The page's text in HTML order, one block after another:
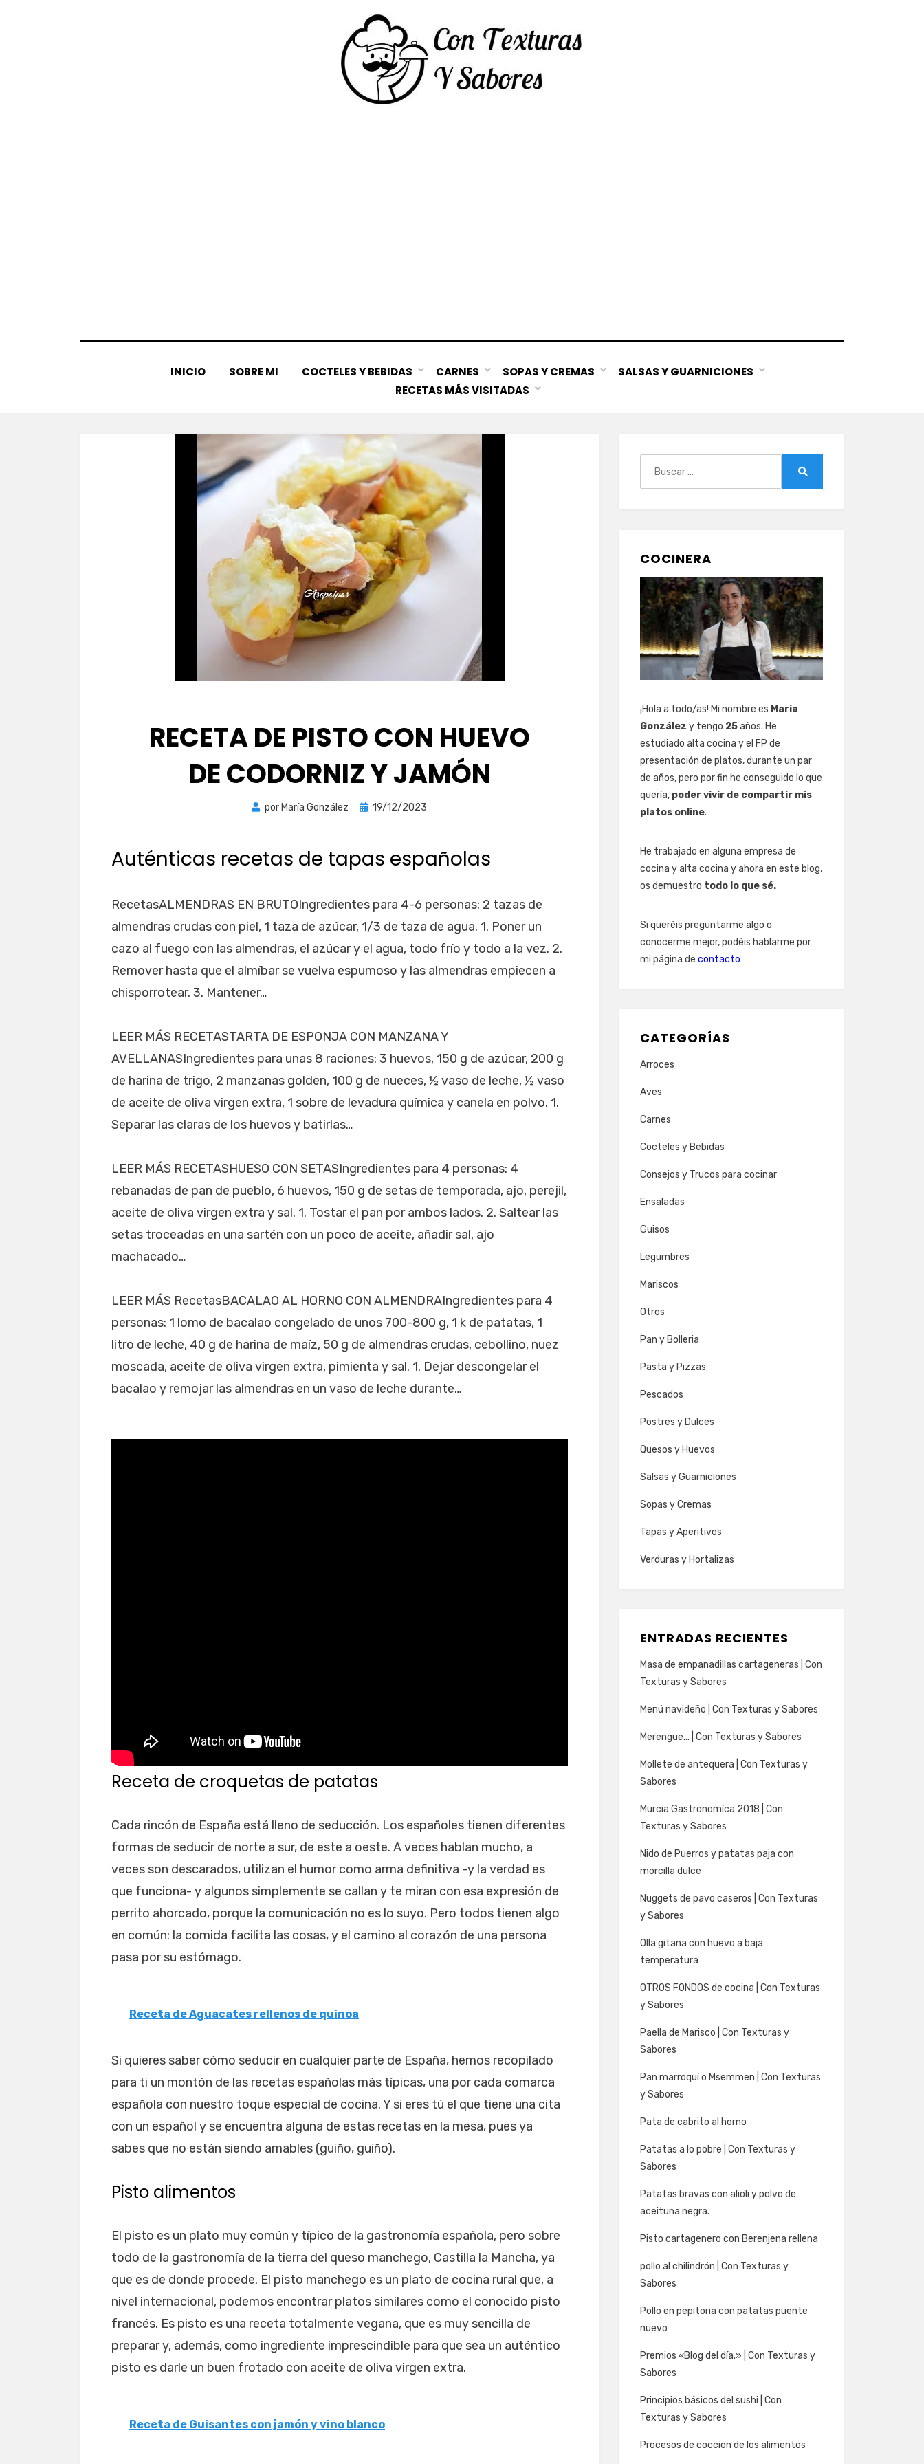
INICIO SOBRE MI COCTELES Y BEBIDAS CARNES SOPAS Y CREMAS
SALSAS Y GUARNICIONES
RECETAS MÁS VISITADAS
RECETA DE PISTO CON HUEVO
DE CODORNIZ Y JAMÓN
por María González
Publicada
19/12/2023
Auténticas recetas de tapas españolas
RecetasALMENDRAS EN BRUTOIngredientes para 4-6 personas: 2 tazas de
almendras crudas con piel, 1 taza de azúcar, 1/3 de taza de agua. 1. Poner un
cazo al fuego con las almendras, el azúcar y el agua, todo frío y todo a la vez. 2.
Remover hasta que el almíbar se vuelva espumoso y las almendras empiecen a
chisporrotear. 3. Mantener…
LEER MÁS RECETASTARTA DE ESPONJA CON MANZANA Y
AVELLANASIngredientes para unas 8 raciones: 3 huevos, 150 g de azúcar, 200 g
de harina de trigo, 2 manzanas golden, 100 g de nueces, ½ vaso de leche, ½ vaso
de aceite de oliva virgen extra, 1 sobre de levadura química y canela en polvo. 1.
Separar las claras de los huevos y batirlas…
LEER MÁS RECETASHUESO CON SETASIngredientes para 4 personas: 4
rebanadas de pan de pueblo, 6 huevos, 150 g de setas de temporada, ajo, perejil,
aceite de oliva virgen extra y sal. 1. Tostar el pan por ambos lados. 2. Saltear las
setas troceadas en una sartén con un poco de aceite, añadir sal, ajo
machacado…
LEER MÁS RecetasBACALAO AL HORNO CON ALMENDRAIngredientes para 4
personas: 1 lomo de bacalao congelado de unos 700-800 g, 1 k de patatas, 1
litro de leche, 40 g de harina de maíz, 50 g de almendras crudas, cebollino, nuez
moscada, aceite de oliva virgen extra, pimienta y sal. 1. Dejar descongelar el
bacalao y remojar las almendras en un vaso de leche durante…
Receta de croquetas de patatas
Cada rincón de España está lleno de seducción. Los españoles tienen diferentes
formas de seducir de norte a sur, de este a oeste. A veces hablan mucho, a
veces son descarados, utilizan el humor como arma definitiva -y la verdad es
que funciona- y algunos simplemente se callan y te miran con esa expresión de
perrito ahorcado, porque la comunicación no es lo suyo. Pero todos tienen algo
en común: la comida facilita las cosas, y el camino al corazón de una persona
pasa por su estómago.
Receta de Aguacates rellenos de quinoa
Si quieres saber cómo seducir en cualquier parte de España, hemos recopilado
para ti un montón de las recetas españolas más típicas, una por cada comarca
española con nuestro toque especial de cocina. Y si eres tú el que tiene una cita
con un español y se encuentra alguna de estas recetas en la mesa, pues ya
sabes que no están siendo amables (guiño, guiño).
Pisto alimentos
El pisto es un plato muy común y típico de la gastronomía española, pero sobre
todo de la gastronomía de la tierra del queso manchego, Castilla la Mancha, ya
que es de donde procede. El pisto manchego es un plato de cocina rural que, a
nivel internacional, podemos encontrar platos similares como el conocido pisto
francés. Es pisto es una receta totalmente vegana, que es muy sencilla de
preparar y, además, como ingrediente imprescindible para que sea un auténtico
pisto es darle un buen frotado con aceite de oliva virgen extra.
Receta de Guisantes con jamón y vino blanco
COCINERA
¡Hola a todo/as! Mi nombre es Maria
González y tengo 25años. He
estudiado alta cocina y el FP de
presentación de platos, durante un par
de años, pero por fin he conseguido lo que
quería, poder vivir de compartir mis
platos online.
He trabajado en alguna empresa de
cocina y alta cocina y ahora en este blog,
os demuestro todo lo que sé.
Si queréis preguntarme algo o
conocerme mejor, podéis hablarme por
mi página de contacto
CATEGORÍAS
Arroces
Aves
Carnes
Cocteles y Bebidas
Consejos y Trucos para cocinar
Ensaladas
Guisos
Legumbres
Mariscos
Otros
Pan y Bolleria
Pasta y Pizzas
Pescados
Postres y Dulces
Quesos y Huevos
Salsas y Guarniciones
Sopas y Cremas
Tapas y Aperitivos
Verduras y Hortalizas
ENTRADAS RECIENTES
Masa de empanadillas cartageneras | Con
Texturas y Sabores
Menú navideño | Con Texturas y Sabores
Merengue… | Con Texturas y Sabores
Mollete de antequera | Con Texturas y
Sabores
Murcia Gastronomíca 2018 | Con
Texturas y Sabores
Nido de Puerros y patatas paja con
morcilla dulce
Nuggets de pavo caseros | Con Texturas
y Sabores
Olla gitana con huevo a baja
temperatura
OTROS FONDOS de cocina | Con Texturas
y Sabores
Paella de Marisco | Con Texturas y
Sabores
Pan marroquí o Msemmen | Con Texturas
y Sabores
Pata de cabrito al horno
Patatas a lo pobre | Con Texturas y
Sabores
Patatas bravas con alioli y polvo de
aceituna negra.
Pisto cartagenero con Berenjena rellena
pollo al chilindrón | Con Texturas y
Sabores
Pollo en pepitoria con patatas puente
nuevo
Premios «Blog del día.» | Con Texturas y
Sabores
Principios básicos del sushi | Con
Texturas y Sabores
Procesos de coccion de los alimentos